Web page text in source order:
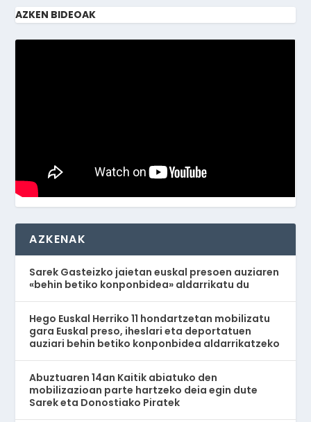
AZKEN BIDEOAK
AZKENAK
Sarek Gasteizko jaietan euskal presoen auziaren
«behin betiko konponbidea» aldarrikatu du
Hego Euskal Herriko 11 hondartzetan mobilizatu
gara Euskal preso, iheslari eta deportatuen
auziari behin betiko konponbidea aldarrikatzeko
Abuztuaren 14an Kaitik abiatuko den
mobilizazioan parte hartzeko deia egin dute
Sarek eta Donostiako Piratek